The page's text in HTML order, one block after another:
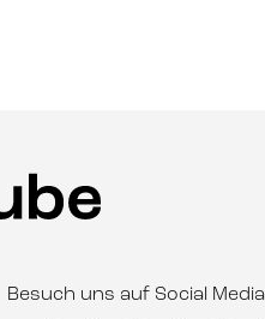
Besuch uns auf Social Media